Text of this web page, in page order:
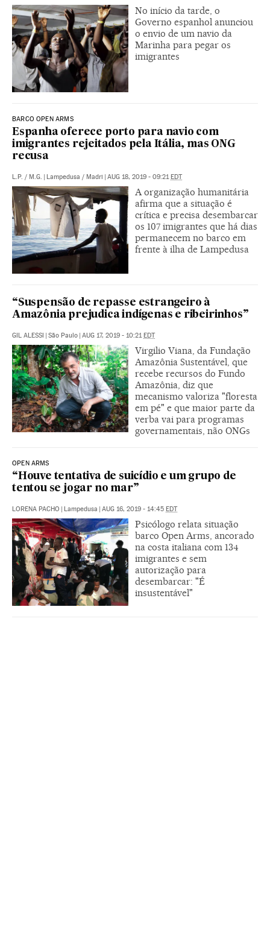
No início da tarde, o
Governo espanhol anunciou
o envio de um navio da
Marinha para pegar os
imigrantes
BARCO OPEN ARMS
Espanha oferece porto para navio com
imigrantes rejeitados pela Itália, mas ONG
recusa
L.P. / M.G. | Lampedusa / Madri | AUG 18, 2019 - 09:21EDT
A organização humanitária
afirma que a situação é
crítica e precisa desembarcar
os 107 imigrantes que há dias
permanecem no barco em
frente à ilha de Lampedusa
“Suspensão de repasse estrangeiro à
Amazônia prejudica indígenas e ribeirinhos”
GIL ALESSI | São Paulo | AUG 17, 2019 - 10:21EDT
Virgilio Viana, da Fundação
Amazônia Sustentável, que
recebe recursos do Fundo
Amazônia, diz que
mecanismo valoriza "floresta
em pé" e que maior parte da
verba vai para programas
governamentais, não ONGs
OPEN ARMS
“Houve tentativa de suicídio e um grupo de
tentou se jogar no mar”
LORENA PACHO | Lampedusa | AUG 16, 2019 - 14:45 EDT
Psicólogo relata situação
barco Open Arms, ancorado
na costa italiana com 134
imigrantes e sem
autorização para
desembarcar: "É
insustentável"